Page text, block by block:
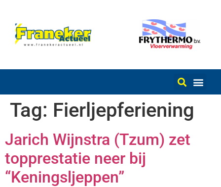
Tag: Fierljepferiening
Jarich Wijnstra (Tzum) zet
topprestatie neer bij
“Keningsljeppen”